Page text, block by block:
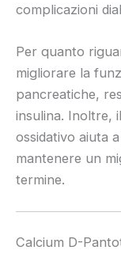
complicazioni
Per quanto
migliorare la
pancreatiche,
insulina. Inoltre,
ossidativo aiuta
mantenere un
termine.
Calcium D-